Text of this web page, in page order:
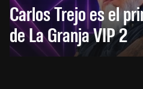
Carlos Trejo es el
de La Granja VIP 2